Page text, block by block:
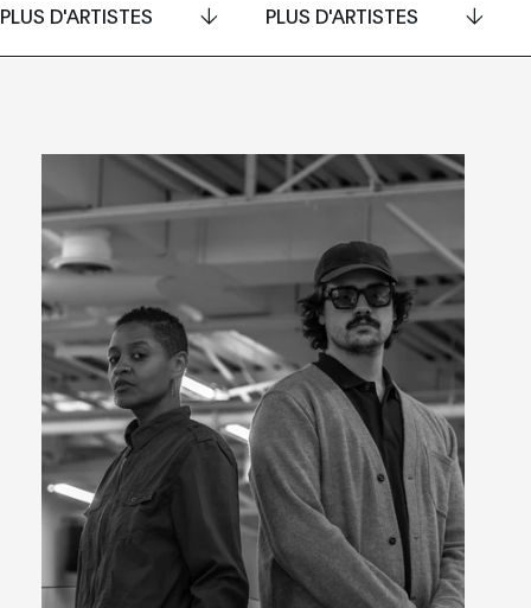
PLUS D'ARTISTES PLUS D'ARTISTES